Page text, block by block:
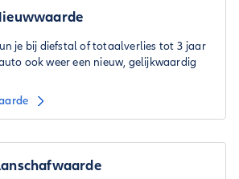
je bij diefstal of totaalverlies tot 3 jaar
ook weer een nieuw, gelijkwaardig